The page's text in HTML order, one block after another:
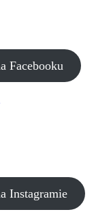
Facebooku
Instagramie